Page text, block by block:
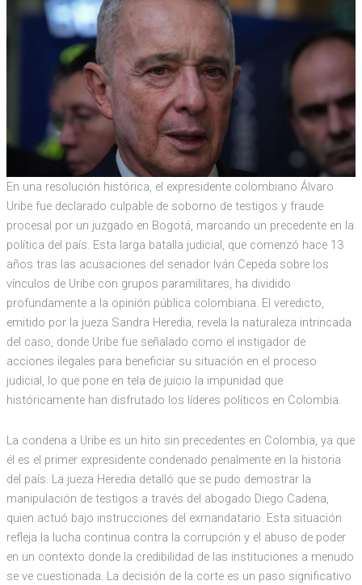
En una resolución histórica, el expresidente colombiano Álvaro
Uribe fue declarado culpable de soborno de testigos y fraude
procesal por un juzgado en Bogotá, marcando un precedente en la
política del país. Esta larga batalla judicial, que comenzó hace 13
años tras las acusaciones del senador Iván Cepeda sobre los
vínculos de Uribe con grupos paramilitares, ha dividido
profundamente a la opinión pública colombiana. El veredicto,
emitido por la jueza Sandra Heredia, revela la naturaleza intrincada
del caso, donde Uribe fue señalado como el instigador de
acciones ilegales para beneficiar su situación en el proceso
judicial, lo que pone en tela de juicio la impunidad que
históricamente han disfrutado los líderes políticos en Colombia.
La condena a Uribe es un hito sin precedentes en Colombia, ya que
él es el primer expresidente condenado penalmente en la historia
del país. La jueza Heredia detalló que se pudo demostrar la
manipulación de testigos a través del abogado Diego Cadena,
quien actuó bajo instrucciones del exmandatario. Esta situación
refleja la lucha continua contra la corrupción y el abuso de poder
en un contexto donde la credibilidad de las instituciones a menudo
se ve cuestionada. La decisión de la corte es un paso significativo